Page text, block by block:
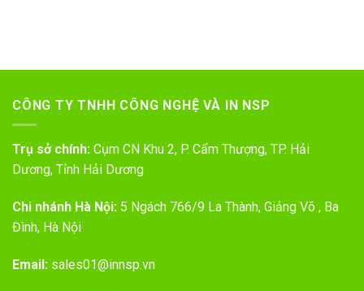
CÔNG TY TNHH CÔNG NGHỆ VÀ IN NSP
Trụ sở chính: Cụm CN Khu 2, P. Cẩm Thượng, TP. Hải
Dương, Tỉnh Hải Dương
Chi nhánh Hà Nội: 5 Ngách 766/9 La Thành, Giảng Võ , Ba
Đình, Hà Nội
Email: sales01@innsp.vn